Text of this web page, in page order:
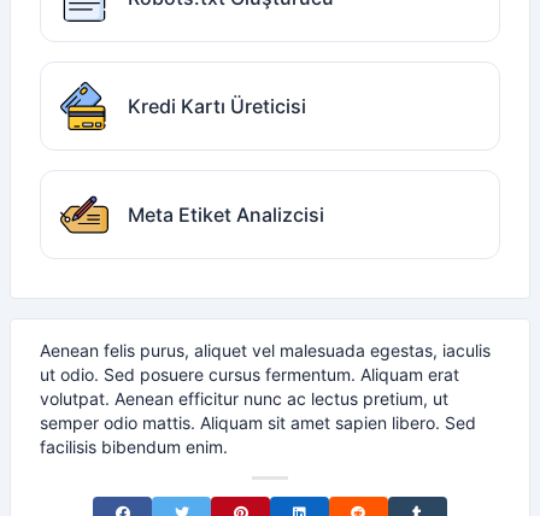
Kredi Kartı Üreticisi
Meta Etiket Analizcisi
Aenean felis purus, aliquet vel malesuada egestas, iaculis
ut odio. Sed posuere cursus fermentum. Aliquam erat
volutpat. Aenean efficitur nunc ac lectus pretium, ut
semper odio mattis. Aliquam sit amet sapien libero. Sed
facilisis bibendum enim.